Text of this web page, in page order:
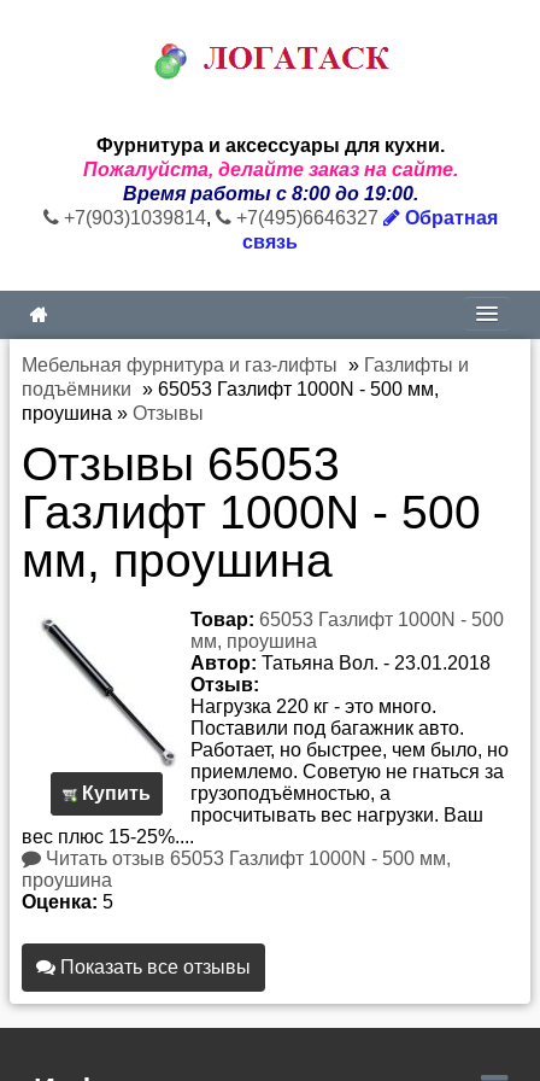
Фурнитура и аксессуары для кухни.
Пожалуйста, делайте заказ на сайте.
Время работы с 8:00 до 19:00.
+7(903)1039814, +7(495)6646327
Обратная
связь
Мебельная фурнитура и газ-лифты » Газлифты и
подъёмники » 65053 Газлифт 1000N - 500 мм,
проушина » Отзывы
Отзывы 65053
Газлифт 1000N - 500
мм, проушина
Купить
Товар: 65053 Газлифт 1000N - 500
мм, проушина
Автор: Татьяна Вол. - 23.01.2018
Отзыв:
Нагрузка 220 кг - это много.
Поставили под багажник авто.
Работает, но быстрее, чем было, но
приемлемо. Советую не гнаться за
грузоподъёмностью, а
просчитывать вес нагрузки. Ваш
вес плюс 15-25%....
Читать отзыв 65053 Газлифт 1000N - 500 мм,
проушина
Оценка: 5
Показать все отзывы